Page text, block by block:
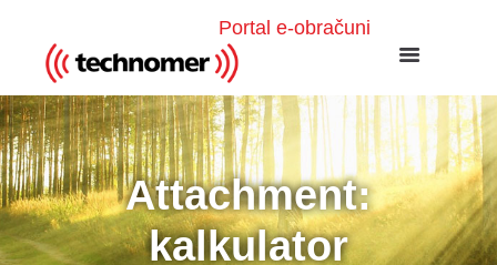
Portal e-obračuni
Attachment:
kalkulator